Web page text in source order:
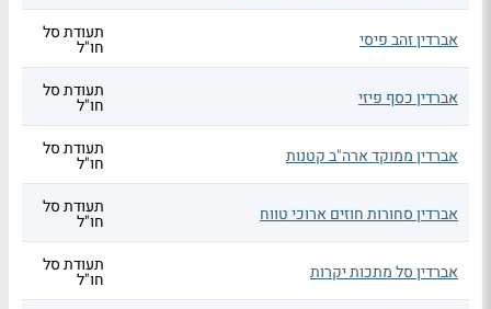
אברדין זהב פיסי תעודת סל
חו"ל
אברדין כסף פיזי תעודת סל
חו"ל
אברדין ממוקד ארה"ב קטנות תעודת סל
חו"ל
אברדין סחורות חוזים ארוכי טווח תעודת סל
חו"ל
אברדין סל מתכות יקרות תעודת סל
חו"ל